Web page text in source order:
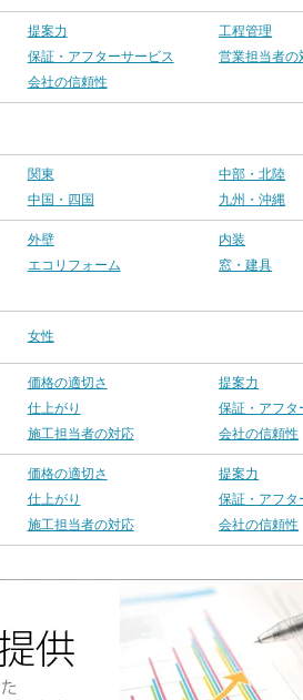
提案力
工程管理
保証・アフターサービス
営業担当者の
会社の信頼性
関東
中部・北陸
中国・四国 九州・沖縄
外壁
内装
エコリフォーム
窓・建具
女性
価格の適切さ
提案力
仕上がり
保証・アフタ
施工担当者の対応 会社の信頼性
価格の適切さ
提案力
仕上がり
保証・アフタ
施工担当者の対応 会社の信頼性